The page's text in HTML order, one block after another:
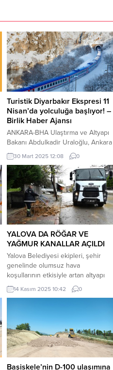
Turistik Diyarbakır Ekspresi 11
Nisan’da yolculuğa başlıyor! –
Birlik Haber Ajansı
ANKARA-BHA Ulaştırma ve Altyapı
Bakanı Abdulkadir Uraloğlu, Ankara
ve Diyarbakır arasında turizm odaklı
seferler düzenleyecek bu özel
trenin ilk seferini duyurdu.
Uraloğlu, “Bu seferlerle sadece
turizmi canlandırmakla kalmayacak,
aynı zamanda şehirler arası kültürel
bağları güçlendireceğiz.”
açıklamasını yaptı. Yenimahalle
Belediye Başkanı Fethi Yaşar’ın
oğlu Bülent Yaşar hayatını kaybetti
Seferler ve detaylar...
30 Mart 2025 12:08 0
YALOVA DA RÖĞAR VE
YAĞMUR KANALLAR AÇILDI
Yalova Belediyesi ekipleri, şehir
genelinde olumsuz hava
koşullarının etkisiyle artan altyapı
sorunlarına anında müdahale
ediyor. Yağışlar ve sonbahar yaprak
çalışmaları sürüyor. Yalova
Belediyesi’nin Su ve Kanalizasyon
Müdürlüğü ekipleri, şehir
genelinde olumsuz hava
koşullarının etkisiyle artan altyapı
14 Kasım 2025 10:42 0
Başiskele’nin D-100 ulaşımına